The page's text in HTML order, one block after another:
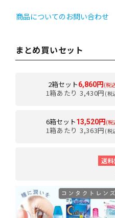
商品についてのお問い合わせ
まとめ買いセット
2箱セット6,860円 (税
1箱あたり 3,430円 (税
6箱セット13,520円 (税
1箱あたり 3,363円 (税
送